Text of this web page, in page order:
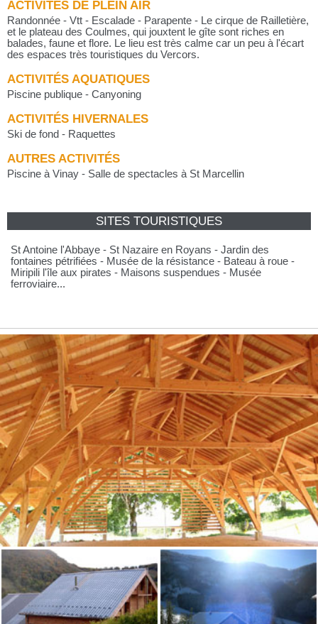
ACTIVITÉS DE PLEIN AIR
Randonnée - Vtt - Escalade - Parapente - Le cirque de Railletière,
et le plateau des Coulmes, qui jouxtent le gîte sont riches en
balades, faune et flore. Le lieu est très calme car un peu à l'écart
des espaces très touristiques du Vercors.
ACTIVITÉS AQUATIQUES
Piscine publique - Canyoning
ACTIVITÉS HIVERNALES
Ski de fond - Raquettes
AUTRES ACTIVITÉS
Piscine à Vinay - Salle de spectacles à St Marcellin
SITES TOURISTIQUES
St Antoine l'Abbaye - St Nazaire en Royans - Jardin des
fontaines pétrifiées - Musée de la résistance - Bateau à roue -
Miripili l'île aux pirates - Maisons suspendues - Musée
ferroviaire...